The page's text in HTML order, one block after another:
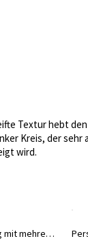
Textur hebt
Kreis, der sehr
wird.
Personalisierter Ring mit mehreren Namen aus Silber